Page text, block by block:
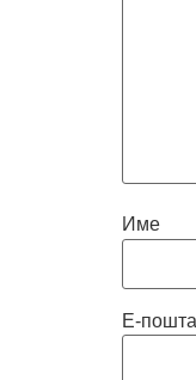
Име
Е-пошта